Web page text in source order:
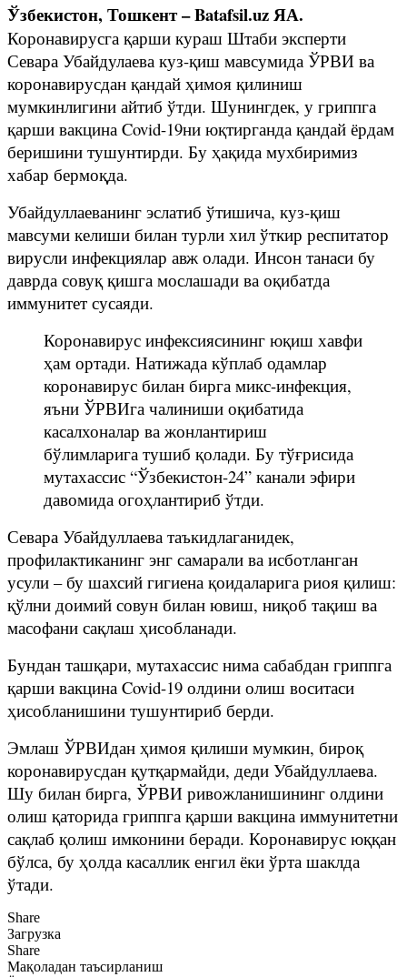
Ўзбекистон, Тошкент – Batafsil.uz ЯА.
Коронавирусга қарши кураш Штаби эксперти
Севара Убайдулаева куз-қиш мавсумида ЎРВИ ва
коронавирусдан қандай ҳимоя қилиниш
мумкинлигини айтиб ўтди. Шунингдек, у гриппга
қарши вакцина Covid-19ни юқтирганда қандай ёрдам
беришини тушунтирди. Бу ҳақида мухбиримиз
хабар бермоқда.
Убайдуллаеванинг эслатиб ўтишича, куз-қиш
мавсуми келиши билан турли хил ўткир респитатор
вирусли инфекциялар авж олади. Инсон танаси бу
даврда совуқ қишга мослашади ва оқибатда
иммунитет сусаяди.
Коронавирус инфексиясининг юқиш хавфи
ҳам ортади. Натижада кўплаб одамлар
коронавирус билан бирга микс-инфекция,
яъни ЎРВИга чалиниши оқибатида
касалхоналар ва жонлантириш
бўлимларига тушиб қолади. Бу тўғрисида
мутахассис “Ўзбекистон-24” канали эфири
давомида огоҳлантириб ўтди.
Севара Убайдуллаева таъкидлаганидек,
профилактиканинг энг самарали ва исботланган
усули – бу шахсий гигиена қоидаларига риоя қилиш:
қўлни доимий совун билан ювиш, ниқоб тақиш ва
масофани сақлаш ҳисобланади.
Бундан ташқари, мутахассис нима сабабдан гриппга
қарши вакцина Covid-19 олдини олиш воситаси
ҳисобланишини тушунтириб берди.
Эмлаш ЎРВИдан ҳимоя қилиши мумкин, бироқ
коронавирусдан қутқармайди, деди Убайдуллаева.
Шу билан бирга, ЎРВИ ривожланишининг олдини
олиш қаторида гриппга қарши вакцина иммунитетни
сақлаб қолиш имконини беради. Коронавирус юққан
бўлса, бу ҳолда касаллик енгил ёки ўрта шаклда
ўтади.
Share
Загрузка
Share
Мақоладан таъсирланиш